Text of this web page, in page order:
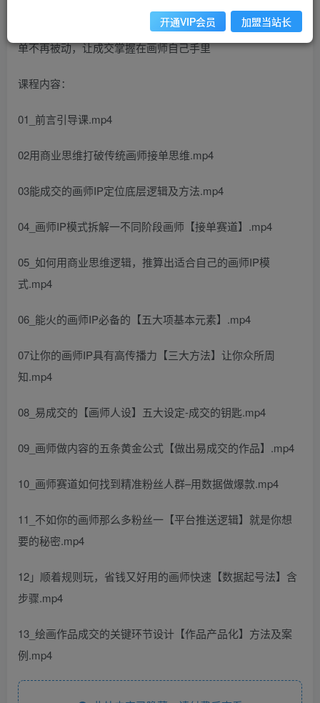
课程内容：
01_前言引导课.mp4
02用商业思维打破传统画师接单思维.mp4
03能成交的画师IP定位底层逻辑及方法.mp4
04_画师IP模式拆解一不同阶段画师【接单赛道】.mp4
05_如何用商业思维逻辑，推算出适合自己的画师IP模
式.mp4
06_能火的画师IP必备的【五大项基本元素】.mp4
07让你的画师IP具有高传播力【三大方法】让你众所周
知.mp4
08_易成交的【画师人设】五大设定-成交的钥匙.mp4
09_画师做内容的五条黄金公式【做出易成交的作品】.mp4
10_画师赛道如何找到精准粉丝人群–用数据做爆款.mp4
11_不如你的画师那么多粉丝一【平台推送逻辑】就是你想
要的秘密.mp4
12」顺着规则玩，省钱又好用的画师快速【数据起号法】含
步骤.mp4
13_绘画作品成交的关键环节设计【作品产品化】方法及案
例.mp4
开通VIP会员 加盟当站长